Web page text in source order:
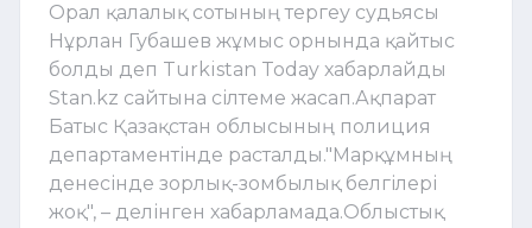
Орал қалалық сотының тергеу судьясы
Нұрлан Губашев жұмыс орнында қайтыс
болды деп Turkistan Today хабарлайды
Stan.kz сайтына сілтеме жасап.Ақпарат
Батыс Қазақстан облысының полиция
департаментінде расталды."Марқұмның
денесінде зорлық-зомбылық белгілері
жоқ", – делінген хабарламада.Облыстық